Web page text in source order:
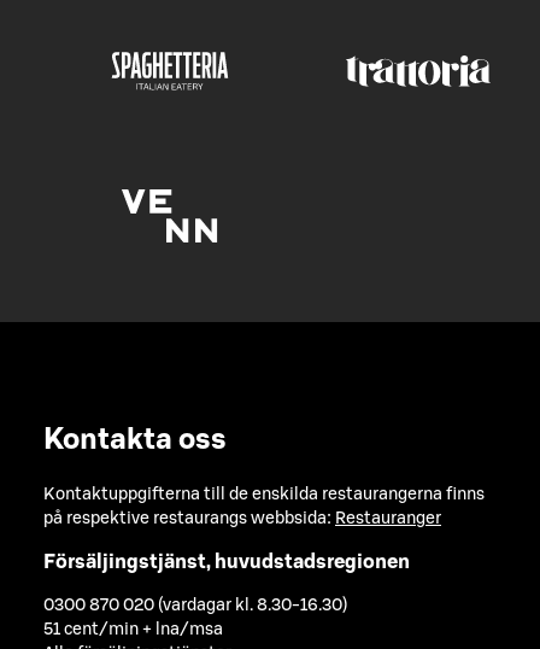
Kontakta oss
Kontaktuppgifterna till de enskilda restaurangerna finns
på respektive restaurangs webbsida: Restauranger
Försäljingstjänst, huvudstadsregionen
0300 870 020 (vardagar kl. 8.30-16.30)
51 cent/min + lna/msa